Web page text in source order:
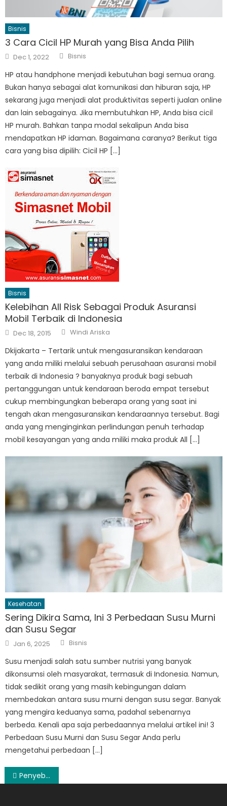
Bisnis
3 Cara Cicil HP Murah yang Bisa Anda Pilih
Posted
on
Dec 1, 2022 Author
Bisnis
HP atau handphone menjadi kebutuhan bagi semua orang.
Bukan hanya sebagai alat komunikasi dan hiburan saja, HP
sekarang juga menjadi alat produktivitas seperti jualan online
dan lain sebagainya. Jika membutuhkan HP, Anda bisa cicil
HP murah. Bahkan tanpa modal sekalipun Anda bisa
mendapatkan HP idaman. Bagaimana caranya? Berikut tiga
cara yang bisa dipilih: Cicil HP […]
Bisnis
Kelebihan All Risk Sebagai Produk Asuransi
Mobil Terbaik di Indonesia
Posted
on
Dec 18, 2015 Author
Windi Ariska
Dkijakarta – Tertarik untuk mengasuransikan kendaraan
yang anda miliki melalui sebuah perusahaan asuransi mobil
terbaik di Indonesia ? banyaknya produk bagi sebuah
pertanggungan untuk kendaraan beroda empat tersebut
cukup membingungkan beberapa orang yang saat ini
tengah akan mengasuransikan kendaraannya tersebut. Bagi
anda yang menginginkan perlindungan penuh terhadap
mobil kesayangan yang anda miliki maka produk All […]
Kesehatan
Sering Dikira Sama, Ini 3 Perbedaan Susu Murni
dan Susu Segar
Posted
on
Jan 6, 2025 Author
Bisnis
Susu menjadi salah satu sumber nutrisi yang banyak
dikonsumsi oleh masyarakat, termasuk di Indonesia. Namun,
tidak sedikit orang yang masih kebingungan dalam
membedakan antara susu murni dengan susu segar. Banyak
yang mengira keduanya sama, padahal sebenarnya
berbeda. Kenali apa saja perbedaannya melalui artikel ini! 3
Perbedaan Susu Murni dan Susu Segar Anda perlu
mengetahui perbedaan […]
Post
Penyebab dan Cara Mengatasi Anak Susah Makan